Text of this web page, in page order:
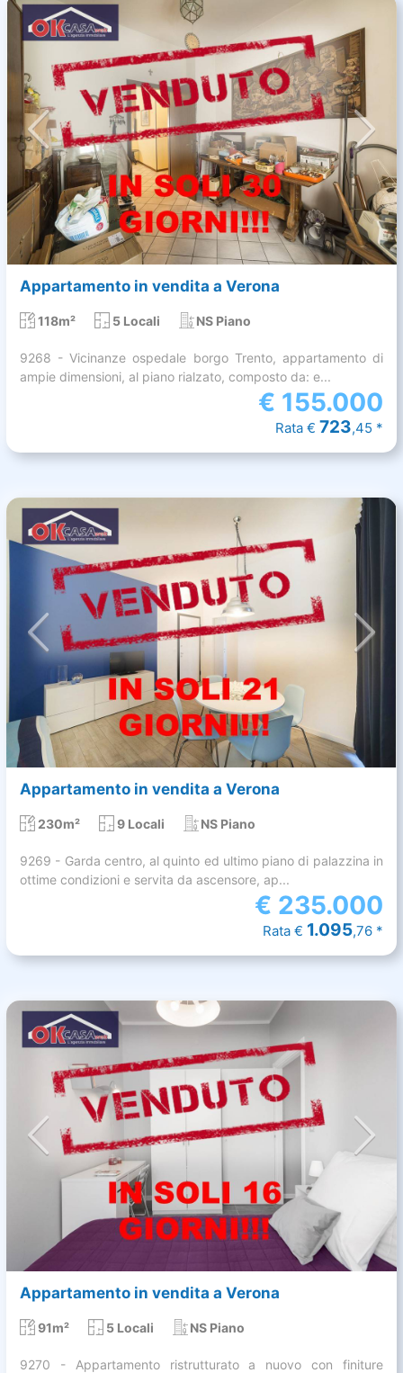
Appartamento in vendita a Verona
118m² 5 Locali NS Piano
9268 - Vicinanze ospedale borgo Trento, appartamento di
ampie dimensioni, al piano rialzato, composto da: e...
€ 155.000
Rata € 723,45 *
Appartamento in vendita a Verona
230m² 9 Locali NS Piano
9269 - Garda centro, al quinto ed ultimo piano di palazzina in
ottime condizioni e servita da ascensore, ap...
€ 235.000
Rata € 1.095,76 *
Appartamento in vendita a Verona
91m² 5 Locali NS Piano
9270 - Appartamento ristrutturato a nuovo con finiture